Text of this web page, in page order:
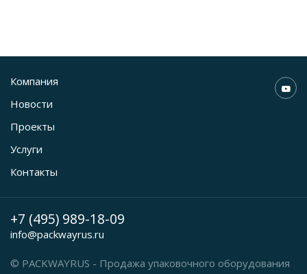
Компания
Новости
Проекты
Услуги
Контакты
+7 (495) 989-18-09
info@packwayrus.ru
© PACKWAYRUS - Продажа упаковочного оборудования